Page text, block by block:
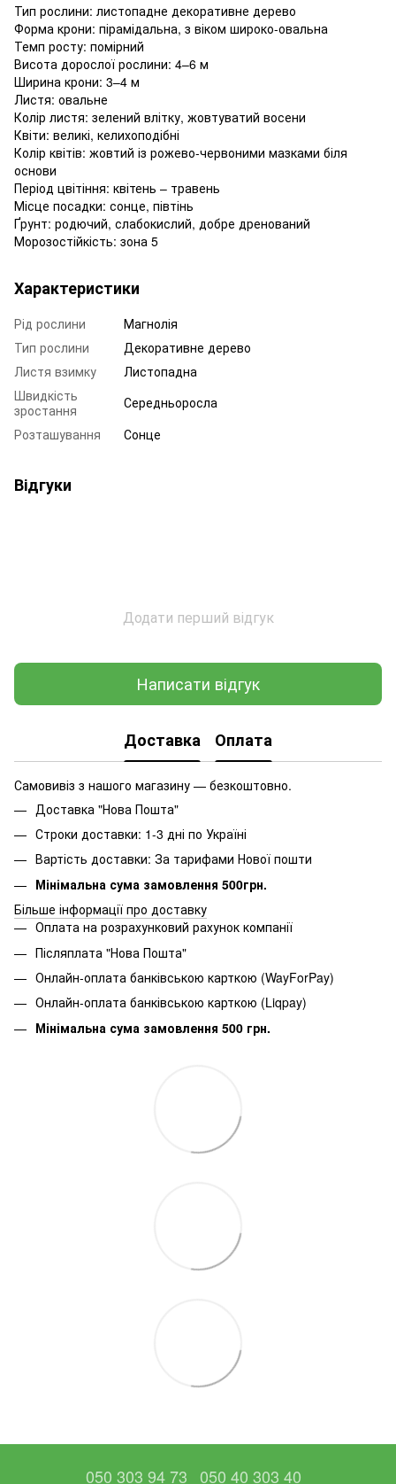
Тип рослини: листопадне декоративне дерево
Форма крони: пірамідальна, з віком широко-овальна
Темп росту: помірний
Висота дорослої рослини: 4–6 м
Ширина крони: 3–4 м
Листя: овальне
Колір листя: зелений влітку, жовтуватий восени
Квіти: великі, келихоподібні
Колір квітів: жовтий із рожево-червоними мазками біля
основи
Період цвітіння: квітень – травень
Місце посадки: сонце, півтінь
Ґрунт: родючий, слабокислий, добре дренований
Морозостійкість: зона 5
Характеристики
Рід рослини
Магнолія
Тип рослини
Декоративне дерево
Листя взимку
Листопадна
Швидкість
зростання
Середньоросла
Розташування
Сонце
Відгуки
Додати перший відгук
Написати відгук
Доставка Оплата
Самовивіз з нашого магазину — безкоштовно.
Доставка "Нова Пошта"
Строки доставки: 1-3 дні по Україні
Вартість доставки: За тарифами Нової пошти
Мінімальна сума замовлення 500грн.
Більше інформації про доставку
Оплата на розрахунковий рахунок компанії
Післяплата "Нова Пошта"
Онлайн-оплата банківською карткою (WayForPay)
Онлайн-оплата банківською карткою (Liqpay)
Мінімальна сума замовлення 500 грн.
050 303 94 73 050 40 303 40